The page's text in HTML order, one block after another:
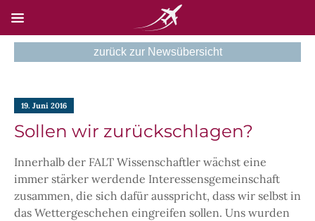
NEWS
SKYSCAN
TECHNIK
NEUE UNTERSEITE
zurück zur Newsübersicht
19. Juni 2016
Sollen wir zurückschlagen?
Innerhalb der FALT Wissenschaftler wächst eine
immer stärker werdende Interessensgemeinschaft
zusammen, die sich dafür ausspricht, dass wir selbst in
das Wettergeschehen eingreifen sollen. Uns wurden